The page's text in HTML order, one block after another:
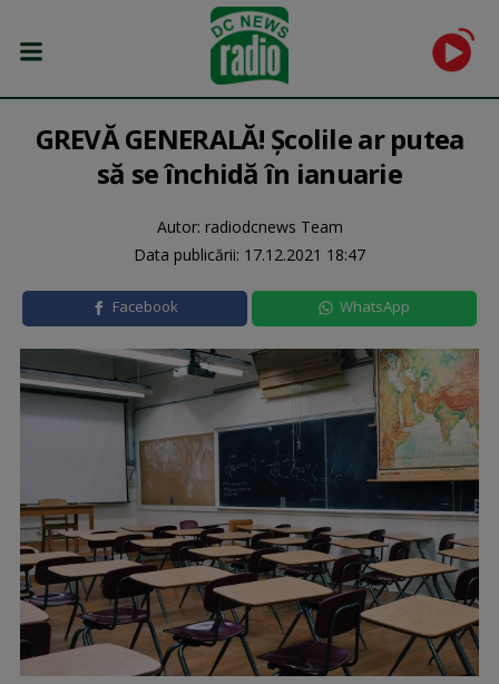
GREVĂ GENERALĂ! Şcolile ar putea
să se închidă în ianuarie
Autor: radiodcnews Team
Data publicării: 17.12.2021 18:47
Facebook WhatsApp